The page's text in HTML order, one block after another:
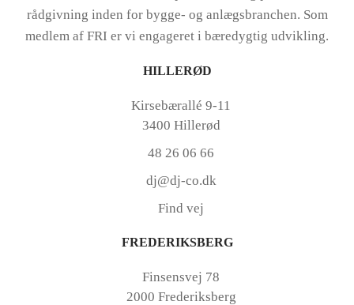
rådgivning inden for bygge- og anlægsbranchen. Som
medlem af FRI er vi engageret i bæredygtig udvikling.
HILLERØD
Kirsebærallé 9-11
3400 Hillerød
48 26 06 66
dj@dj-co.dk
Find vej
FREDERIKSBERG
Finsensvej 78
2000 Frederiksberg